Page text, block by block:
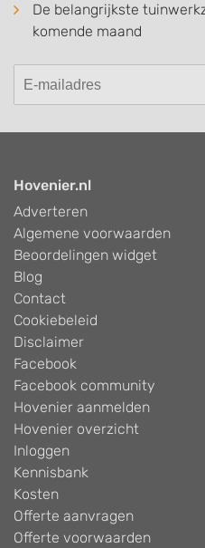
De belangrijkste
komende maand
Hovenier.nl
Adverteren
Algemene voorwaarden
Beoordelingen widget
Blog
Contact
Cookiebeleid
Disclaimer
Facebook
Facebook community
Hovenier aanmelden
Hovenier overzicht
Inloggen
Kennisbank
Kosten
Offerte aanvragen
Offerte voorwaarden